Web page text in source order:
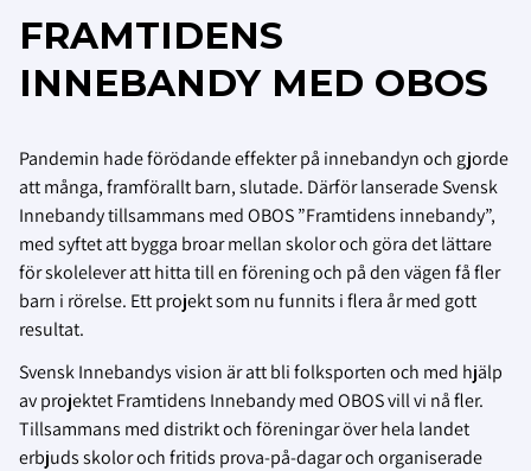
FRAMTIDENS
INNEBANDY MED OBOS
Pandemin hade förödande effekter på innebandyn och gjorde
att många, framförallt barn, slutade. Därför lanserade Svensk
Innebandy tillsammans med OBOS ”Framtidens innebandy”,
med syftet att bygga broar mellan skolor och göra det lättare
för skolelever att hitta till en förening och på den vägen få fler
barn i rörelse. Ett projekt som nu funnits i flera år med gott
resultat.
Svensk Innebandys vision är att bli folksporten och med hjälp
av projektet Framtidens Innebandy med OBOS vill vi nå fler.
Tillsammans med distrikt och föreningar över hela landet
erbjuds skolor och fritids prova-på-dagar och organiserade